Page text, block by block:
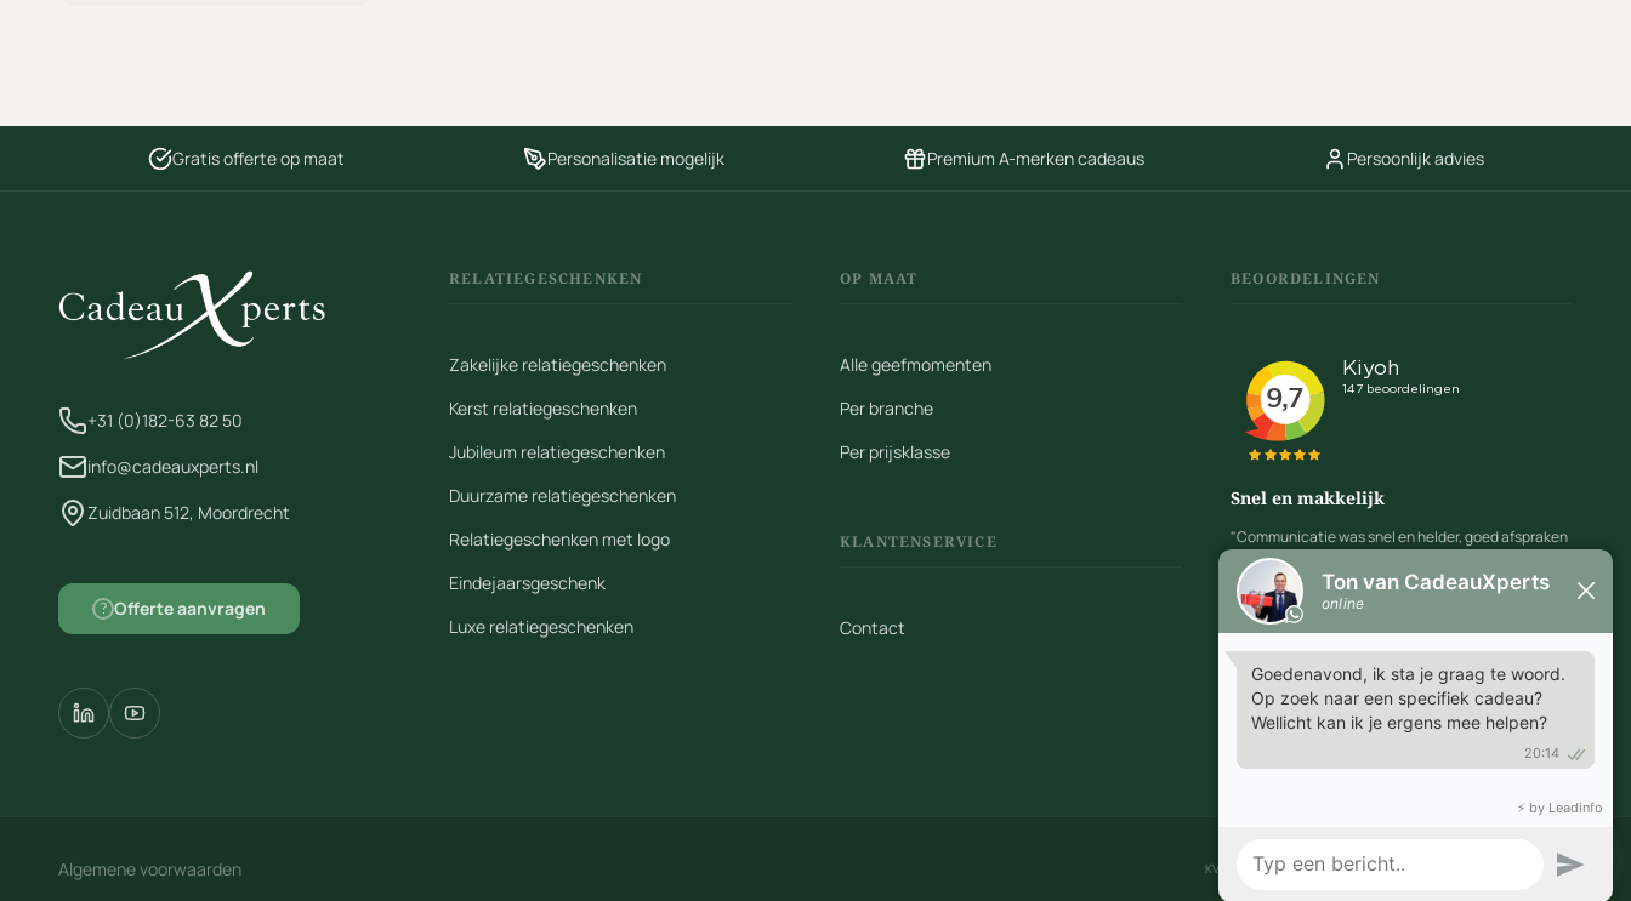
Gratis offerte op maat Personalisatie mogelijk Premium A-merken cadeaus Persoonlijk advies
+31 (0)182-63 82 50
info@cadeauxperts.nl
Zuidbaan 512, Moordrecht
? Offerte aanvragen
RELATIEGESCHENKEN
Zakelijke relatiegeschenken
Kerst relatiegeschenken
Jubileum relatiegeschenken
Duurzame relatiegeschenken
Relatiegeschenken met logo
Eindejaarsgeschenk
Luxe relatiegeschenken
OP MAAT
Alle geefmomenten
Per branche
Per prijsklasse
KLANTENSERVICE
Contact
BEOORDELINGEN
Snel en makkelijk
"Communicatie was snel en helder, goed afspraken
te maken over leveringen en proefdrukken."
MARGRIET - EMMEN
Algemene voorwaarden KVK 718.85.234 · BTW NL 8588.88.208.B01 · © 2026 CadeauXperts